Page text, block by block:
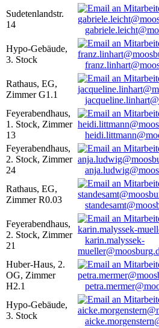
Sudetenlandstr.
14
Hypo-Gebäude,
3. Stock
Rathaus, EG,
Zimmer G1.1
Feyerabendhaus,
1. Stock, Zimmer
13
Feyerabendhaus,
2. Stock, Zimmer
24
Rathaus, EG,
Zimmer R0.03
Feyerabendhaus,
2. Stock, Zimmer
21
karin.malyssek-
Huber-Haus, 2.
OG, Zimmer
H2.1
Hypo-Gebäude,
3. Stock